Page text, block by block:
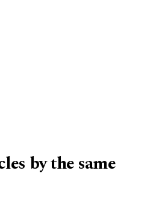
by the same